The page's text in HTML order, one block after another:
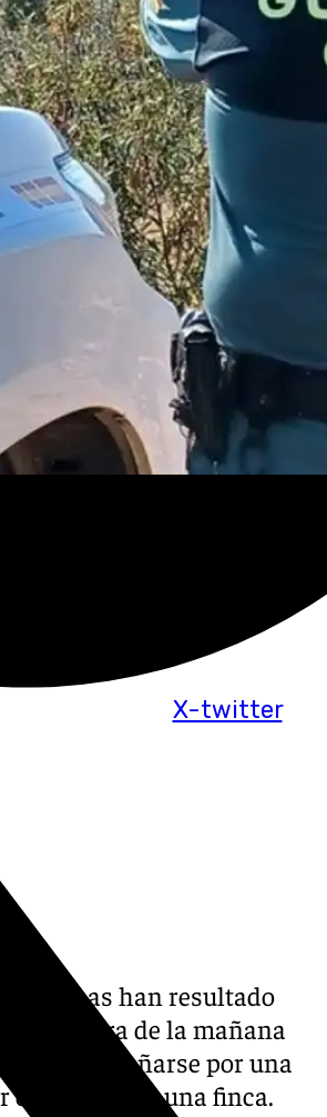
X-twitter
personas han resultado
hora de la mañana
al despeñarse por una
el interior de una finca.